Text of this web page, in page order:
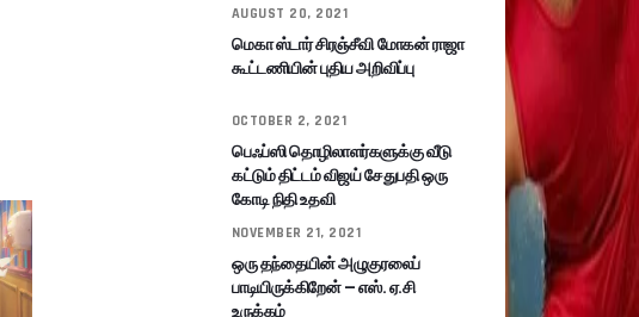
AUGUST 20, 2021
மெகா ஸ்டார் சிரஞ்சீவி மோகன் ராஜா
கூட்டணியின் புதிய அறிவிப்பு
OCTOBER 2, 2021
பெஃப்ஸி தொழிலாளர்களுக்கு வீடு
கட்டும் திட்டம் விஜய் சேதுபதி ஒரு
கோடி நிதி உதவி
NOVEMBER 21, 2021
ஒரு தந்தையின் அழுகுரலைப்
பாடியிருக்கிறேன் – எஸ். ஏ.சி
உருக்கம்